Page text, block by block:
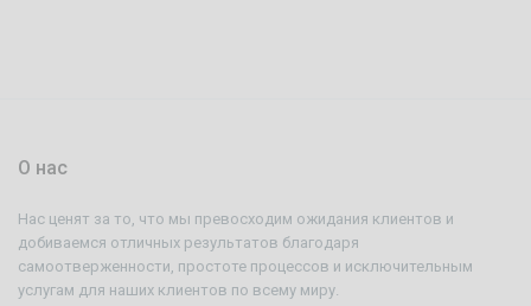
О нас
Нас ценят за то, что мы превосходим ожидания клиентов и
добиваемся отличных результатов благодаря
самоотверженности, простоте процессов и исключительным
услугам для наших клиентов по всему миру.